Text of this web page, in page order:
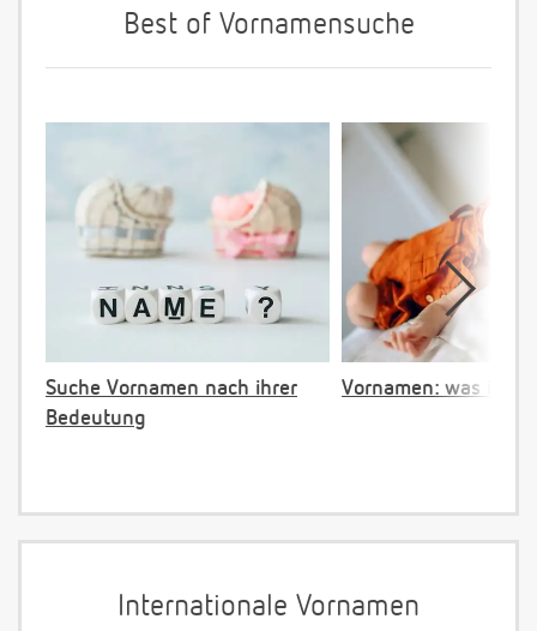
Best of Vornamensuche
Suche Vornamen nach ihrer
Bedeutung
Vornamen: was ist
Internationale Vornamen